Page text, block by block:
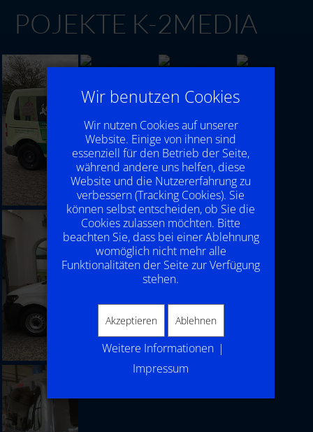
POJEKTE K-2MEDIA
Wir benutzen Cookies
Wir nutzen Cookies auf unserer
Website. Einige von ihnen sind
essenziell für den Betrieb der Seite,
während andere uns helfen, diese
Website und die Nutzererfahrung zu
verbessern (Tracking Cookies). Sie
können selbst entscheiden, ob Sie die
Cookies zulassen möchten. Bitte
beachten Sie, dass bei einer Ablehnung
womöglich nicht mehr alle
Funktionalitäten der Seite zur Verfügung
stehen.
Akzeptieren Ablehnen
Weitere Informationen |
Impressum